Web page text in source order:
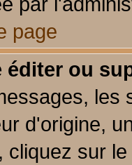
page
éditer ou
les
d'origine,
cliquez sur